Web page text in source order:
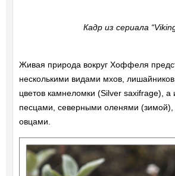
Кадр из сериала
Живая природа вокруг Хоффеля
несколькими видами мхов,
цветов камнеломки (Silver saxifrage), а
песцами, северными оленями
овцами.